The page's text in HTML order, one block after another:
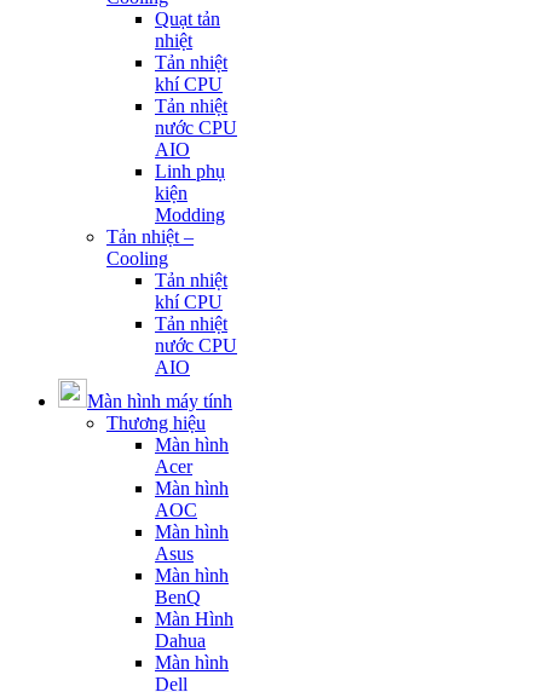
Quạt tản
nhiệt
Tản nhiệt
khí CPU
Tản nhiệt
nước CPU
AIO
Linh phụ
kiện
Modding
Tản nhiệt –
Cooling
Tản nhiệt
khí CPU
Tản nhiệt
nước CPU
AIO
Màn hình máy tính
Thương hiệu
Màn hình
Acer
Màn hình
AOC
Màn hình
Asus
Màn hình
BenQ
Màn Hình
Dahua
Màn hình
Dell